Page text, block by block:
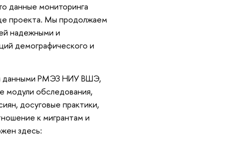
данные мониторинга
проекта. Мы продолжаем
надежными и
демографического и
данными РМЭЗ НИУ ВШЭ,
модули обследования,
досуговые практики,
к мигрантам и
здесь: